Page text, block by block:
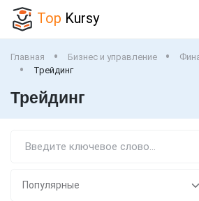
Top Kursy
Главная Бизнес и управление
Трейдинг
Трейдинг